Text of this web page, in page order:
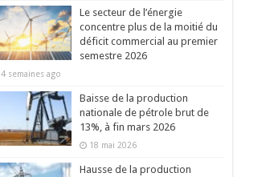
Le secteur de l’énergie
concentre plus de la moitié du
déficit commercial au premier
semestre 2026
4 semaines ago
Baisse de la production
nationale de pétrole brut de
13%, à fin mars 2026
18 mai 2026
Hausse de la production